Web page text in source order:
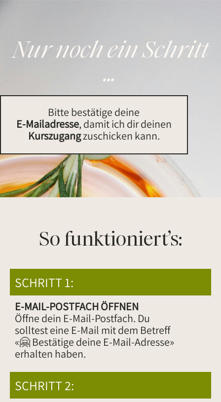
Nur noch ein Schritt
...
Bitte bestätige deine
E-Mailadresse, damit ich dir deinen
Kurszugangzuschicken kann.
So funktioniert’s:
SCHRITT 1:
E-MAIL-POSTFACH ÖFFNEN
Öffne dein E-Mail-Postfach. Du
solltest eine E-Mail mit dem Betreff
«🤗 Bestätige deine E-Mail-Adresse»
erhalten haben.
SCHRITT 2: